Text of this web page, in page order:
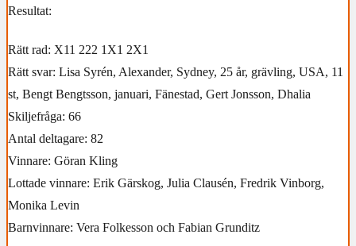
Resultat:
Rätt rad: X11 222 1X1 2X1
Rätt svar: Lisa Syrén, Alexander, Sydney, 25 år, grävling, USA, 11
st, Bengt Bengtsson, januari, Fänestad, Gert Jonsson, Dhalia
Skiljefråga: 66
Antal deltagare: 82
Vinnare: Göran Kling
Lottade vinnare: Erik Gärskog, Julia Clausén, Fredrik Vinborg,
Monika Levin
Barnvinnare: Vera Folkesson och Fabian Grunditz